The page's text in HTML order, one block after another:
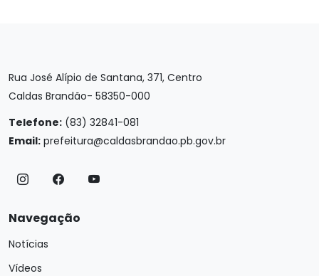
Rua José Alípio de Santana, 371, Centro
Caldas Brandão- 58350-000
Telefone: (83) 32841-081
Email: prefeitura@caldasbrandao.pb.gov.br
Navegação
Notícias
Vídeos